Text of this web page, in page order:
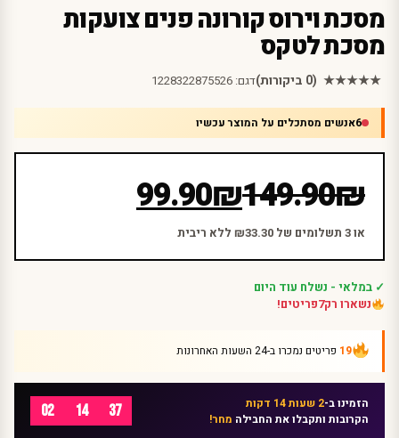
מסכת וירוס קורונה פנים צועקות
מסכת לטקס
★★★★★ (0 ביקורות) דגם: 1228322875526
6אנשים מסתכלים על המוצר עכשיו
₪
149.90המחיר
המקורי
היה:
₪
99.90
המחיר
הנוכחי
הוא:או 3 תשלומים של ₪33.30 ללא ריבית
✓ במלאי - נשלח עוד היום
נשארו רק7פריטים!
19 פריטים נמכרו ב-24 השעות האחרונות
הזמינו ב-2 שעות 14 דקות
הקרובות ותקבלו את החבילה מחר! 02 14 37